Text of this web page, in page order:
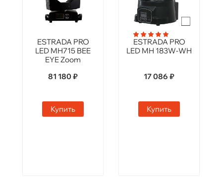
ESTRADA PRO
LED MH715 BEE
EYE Zoom
81 180 ₽
Купить
ESTRADA PRO
LED MH 183W-WH
17 086 ₽
Купить